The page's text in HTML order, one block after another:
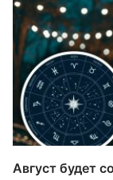
Август будет